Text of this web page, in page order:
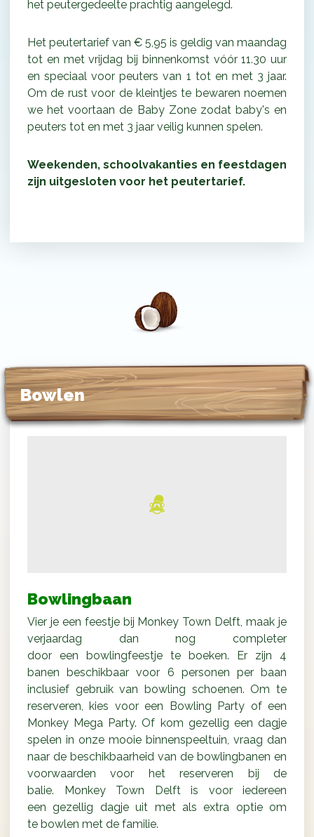
het peutergedeelte prachtig aangelegd.
Het peutertarief van € 5,95 is geldig van maandag
tot en met vrijdag bij binnenkomst vóór 11.30 uur
en speciaal voor peuters van 1 tot en met 3 jaar.
Om de rust voor de kleintjes te bewaren noemen
we het voortaan de Baby Zone zodat baby's en
peuters tot en met 3 jaar veilig kunnen spelen.
Weekenden, schoolvakanties en feestdagen
zijn uitgesloten voor het peutertarief.
Bowlen
Bowlingbaan
Vier je een feestje bij Monkey Town Delft, maak je
verjaardag dan nog completer
door een bowlingfeestje te boeken. Er zijn 4
banen beschikbaar voor 6 personen per baan
inclusief gebruik van bowling schoenen. Om te
reserveren, kies voor een Bowling Party of een
Monkey Mega Party. Of kom gezellig een dagje
spelen in onze mooie binnenspeeltuin, vraag dan
naar de beschikbaarheid van de bowlingbanen en
voorwaarden voor het reserveren bij de
balie. Monkey Town Delft is voor iedereen
een gezellig dagje uit met als extra optie om
te bowlen met de familie.